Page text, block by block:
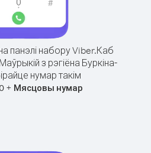
панэлі набору Viber.Каб
з рэгіёна Буркіна-
нумар такім
+ Мясцовы нумар